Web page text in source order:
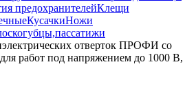
предохранителейКлещи
КусачкиНожи
отверток ПРОФИ со
работ под напряжением до 1000 В,